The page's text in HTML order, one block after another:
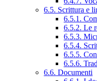
6.5. Scrittura e
6.5.1.
6.5.2. Le
6.5.3.
6.5.4.
6.5.5.
6.5.6.
6.6. Documenti